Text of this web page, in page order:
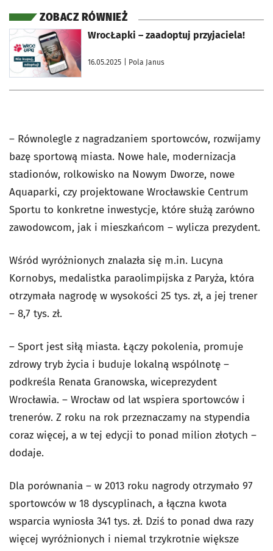
ZOBACZ RÓWNIEŻ
WrocŁapki – zaadoptuj przyjaciela!
16.05.2025 | Pola Janus
otworzy się w nowej karcie
– Równolegle z nagradzaniem sportowców, rozwijamy
bazę sportową miasta. Nowe hale, modernizacja
stadionów, rolkowisko na Nowym Dworze, nowe
Aquaparki, czy projektowane Wrocławskie Centrum
Sportu to konkretne inwestycje, które służą zarówno
zawodowcom, jak i mieszkańcom – wylicza prezydent.
Wśród wyróżnionych znalazła się m.in. Lucyna
Kornobys, medalistka paraolimpijska z Paryża, która
otrzymała nagrodę w wysokości 25 tys. zł, a jej trener
– 8,7 tys. zł.
– Sport jest siłą miasta. Łączy pokolenia, promuje
zdrowy tryb życia i buduje lokalną wspólnotę –
podkreśla Renata Granowska, wiceprezydent
Wrocławia. – Wrocław od lat wspiera sportowców i
trenerów. Z roku na rok przeznaczamy na stypendia
coraz więcej, a w tej edycji to ponad milion złotych –
dodaje.
Dla porównania – w 2013 roku nagrody otrzymało 97
sportowców w 18 dyscyplinach, a łączna kwota
wsparcia wyniosła 341 tys. zł. Dziś to ponad dwa razy
więcej wyróżnionych i niemal trzykrotnie większe